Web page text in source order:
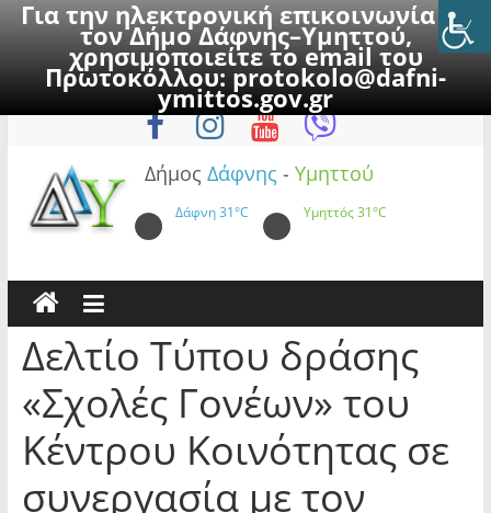
Για την ηλεκτρονική επικοινωνία με
τον Δήμο Δάφνης–Υμηττού,
χρησιμοποιείτε το email του
Πρωτοκόλλου:protokolo@dafni-
ymittos.gov.gr
to
Σάββατο, 8 Αυγούστου 2026
Δήμος Δάφνης - Υμηττού
Δάφνη31°C Υμηττός31°C
Δελτίο Τύπου δράσης
«Σχολές Γονέων» του
Κέντρου Κοινότητας σε
συνεργασία με τον